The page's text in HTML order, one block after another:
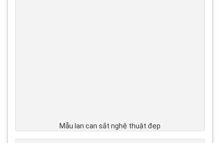
Mẫu lan can sắt nghệ thuật đẹp